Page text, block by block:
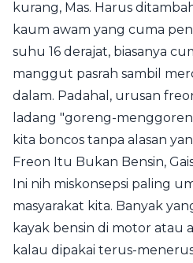
kurang, Mas. Harus
kaum awam yang cuma
suhu 16 derajat, biasanya
manggut pasrah sambil
dalam. Padahal, urusan
ladang "goreng-
kita boncos tanpa alasan
Freon Itu Bukan Bensin,
Ini nih miskonsepsi paling
masyarakat kita. Banyak
kayak bensin di motor atau
kalau dipakai terus-